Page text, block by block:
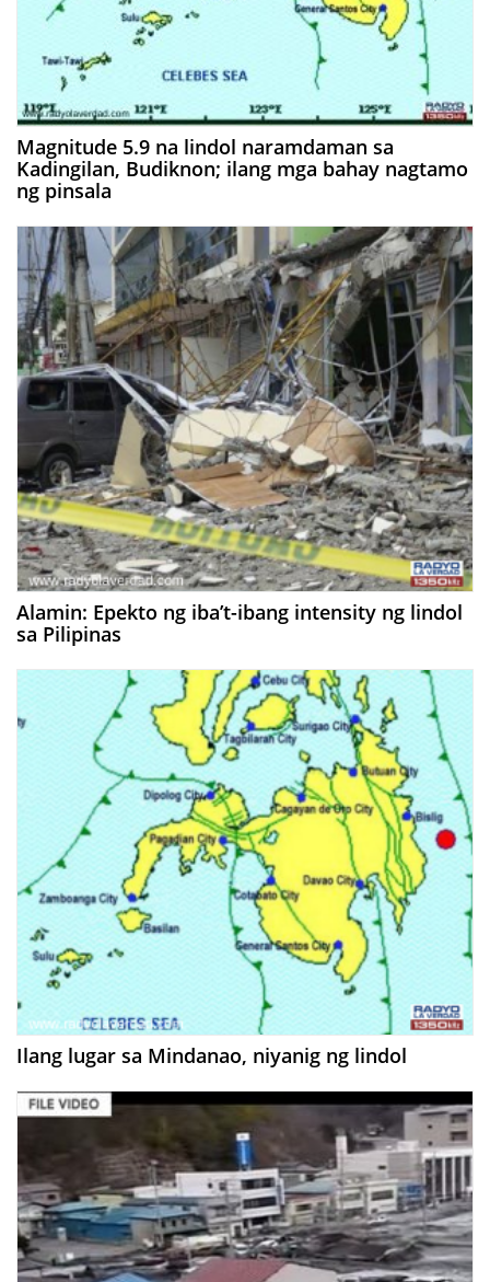
Magnitude 5.9 na lindol naramdaman sa
Kadingilan, Budiknon; ilang mga bahay nagtamo
ng pinsala
Alamin: Epekto ng iba’t-ibang intensity ng lindol
sa Pilipinas
Ilang lugar sa Mindanao, niyanig ng lindol